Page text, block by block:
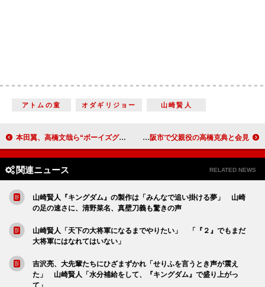
アトムの童 オダギリジョー 山崎賢人
本田翼、高橋文哉ら“ボーイズグループ”との撮影は「すごく楽しい」 推しポイントは「すごく元気よくパクパク食べてくれて、かわいい」 福原舞“朝ドラ”登場を目前に控え「温かく見守って」 物語の舞台となる東大阪市で父親役の高橋克典と会見
関連ニュース RELATED NEWS
山崎賢人『キングダム』の製作は「みんなで追い掛ける夢」 山崎
の足の速さに、清野菜名、真壁刀義も驚きの声
山崎賢人「天下の大将軍になるまでやりたい」 「『２』でもまだ
大将軍にはなれてはいない」
吉沢亮、大先輩たちにひざまずかれ「せりふを言うとき声が震え
た」 山崎賢人「水分補給をして、『キングダム』で盛り上がっ
て」